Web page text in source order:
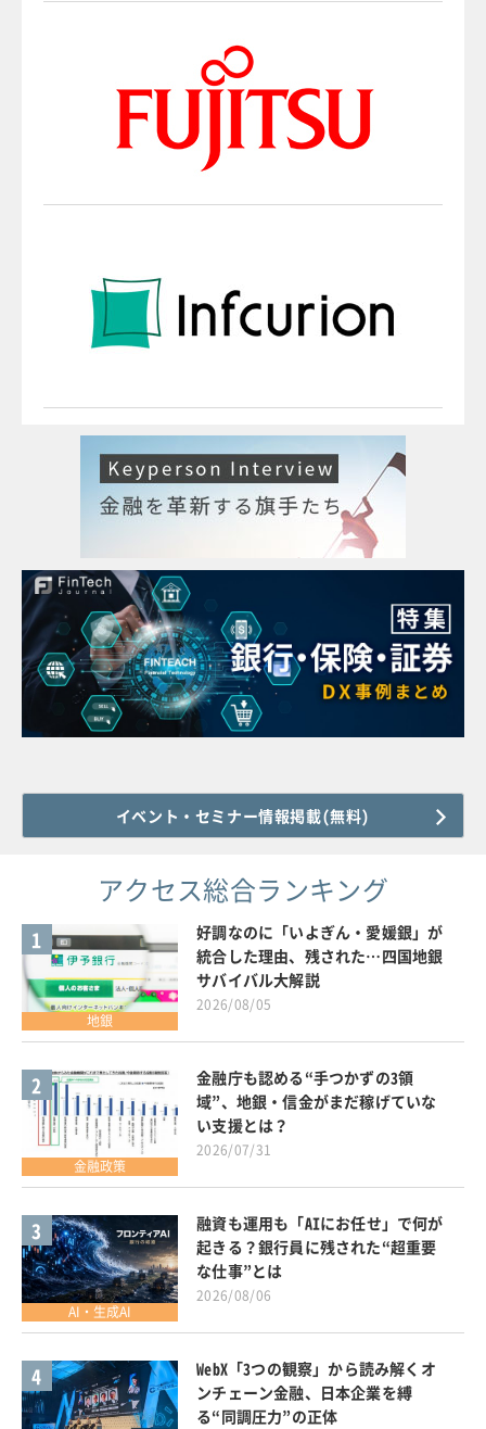
イベント・セミナー情報掲載(無料)
アクセス総合ランキング
1
地銀
好調なのに「いよぎん・愛媛銀」が
統合した理由、残された…四国地銀
サバイバル大解説
2026/08/05
2
金融政策
金融庁も認める“手つかずの3領
域”、地銀・信金がまだ稼げていな
い支援とは？
2026/07/31
3
AI・生成AI
融資も運用も「AIにお任せ」で何が
起きる？銀行員に残された“超重要
な仕事”とは
2026/08/06
4
WebX「3つの観察」から読み解くオ
ンチェーン金融、日本企業を縛
る“同調圧力”の正体